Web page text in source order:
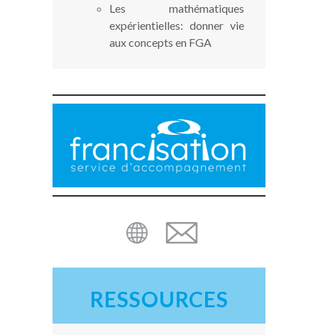
Les mathématiques
expérientielles: donner vie
aux concepts en FGA
RESSOURCES